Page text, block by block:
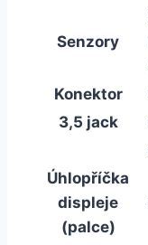
Senzory
Konektor
3,5 jack
Úhlopříčka
displeje
(palce)